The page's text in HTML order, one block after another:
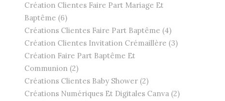
Création Clientes Faire Part Mariage Et
Baptême (6)
Créations Clientes Faire Part Baptême (4)
Création Clientes Invitation Crémaillère (3)
Création Faire Part Baptême Et
Communion (2)
Créations Clientes Baby Shower (2)
Créations Numériques Et Digitales Canva (2)